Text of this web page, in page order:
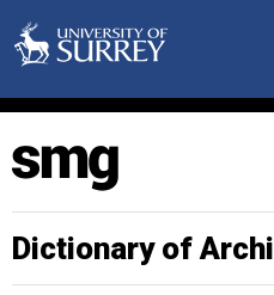
Dictionary of Archi
подкова
подмастерье
подметать
подмывать